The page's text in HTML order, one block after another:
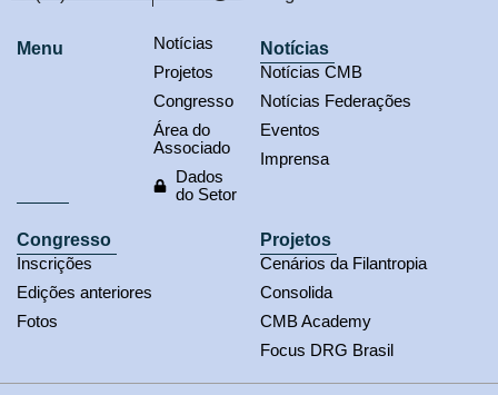
Menu
Notícias
Projetos
Congresso
Área do
Associado
Dados
do Setor
Notícias
Notícias CMB
Notícias Federações
Eventos
Imprensa
Congresso
Inscrições
Edições anteriores
Fotos
Projetos
Cenários da Filantropia
Consolida
CMB Academy
Focus DRG Brasil